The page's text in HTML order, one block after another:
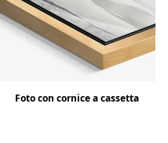
Foto con cornice a cassetta